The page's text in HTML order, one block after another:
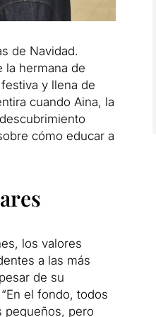
de Navidad.
la hermana de
y llena de
cuando Aina, la
cómo educar a
los valores
a las más
de su
el fondo, todos
pequeños, pero